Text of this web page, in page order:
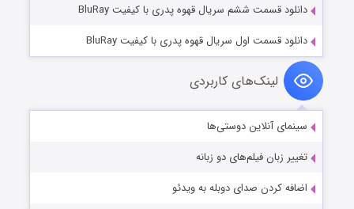
دانلود قسمت ششم سریال قهوه پدری با کیفیت BluRay
دانلود قسمت اول سریال قهوه پدری با کیفیت BluRay
لینک‌های کاربردی
سینمای آنلاین دوستی‌ها
تغییر زبان فیلم‌های دو زبانه
اضافه کردن صدای دوبله به ویدئو